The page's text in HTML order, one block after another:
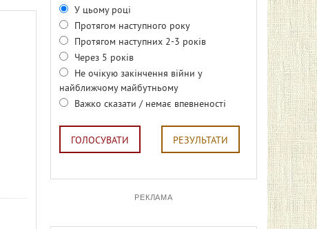
У цьому році
Протягом наступного року
Протягом наступних 2-3 років
Через 5 років
Не очікую закінчення війни у
найближчому майбутньому
Важко сказати / немає впевненості
ГОЛОСУВАТИ РЕЗУЛЬТАТИ
РЕКЛАМА